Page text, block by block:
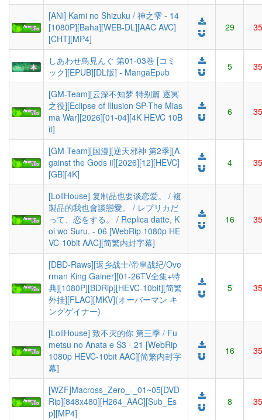
[ANi] Kami no Shizuku / 神之雫 - 14
[1080P][Baha][WEB-DL][AAC AVC]
[CHT][MP4]
29 35
しあわせ鳥見んぐ 第01‐03巻 [コミ
ック][EPUB][DL版] - MangaEpub
5 35
[GM-Team][云深不知梦 特别篇 逐冥
之役][Eclipse of Illusion SP-The Mias
ma War][2026][01-04][4K HEVC 10B
it]
6 35
[GM-Team][国漫][逆天邪神 第2季][A
gainst the Gods Ⅱ][2026][12][HEVC]
[GB][4K]
4 35
[LoliHouse] 复制品也要谈恋爱。 / 複
製品的我也會談戀愛。 / レプリカだ
って、恋をする。 / Replica datte, K
oi wo Suru. - 06 [WebRip 1080p HE
VC-10bit AAC][简繁内封字幕]
16 35
[DBD-Raws][返乡战士/帝皇战纪/Ove
rman King Gainer][01-26TV全集+特
典][1080P][BDRip][HEVC-10bit][简繁
外挂][FLAC][MKV](オーバーマン キ
ングゲイナー)
5 35
[LoliHouse] 致不灭的你 第三季 / Fu
metsu no Anata e S3 - 21 [WebRip
1080p HEVC-10bit AAC][简繁内封字
幕]
16 35
[WZF]Macross_Zero_-_01~05[DVD
Rip][848x480][H264_AAC][Sub_Es
p][MP4]
8 35